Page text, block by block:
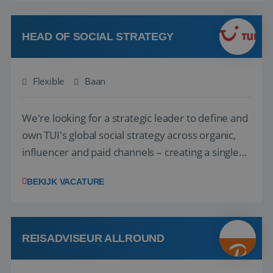
deze onderdelen zijn nu samen gevoegd...
HEAD OF SOCIAL STRATEGY
Flexible Baan
We're looking for a strategic leader to define and
own TUI's global social strategy across organic,
influencer and paid channels – creating a single
locally. The role will be published until 18 August
Attractive remuneration, discre...
BEKIJK VACATURE
REISADVISEUR ALLROUND